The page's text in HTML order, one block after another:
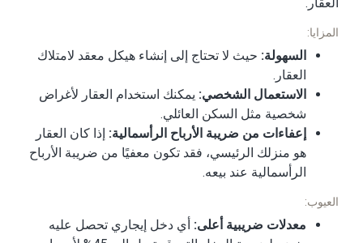
المزايا:
السهولة: حيث لا تحتاج إلى إنشاء هيكل معقد لامتلاك
العقار.
الاستعمال الشخصي: يمكنك استخدام العقار لأغراض
شخصية مثل السكن العائلي.
إعفاءات من ضريبة الأرباح الرأسمالية: إذا كان العقار
هو منزلك الرئيسي، فقد تكون معفيًا من ضريبة الأرباح
الرأسمالية عند بيعه.
العيوب:
معدلات ضريبية أعلى: أي دخل إيجاري تحصل عليه